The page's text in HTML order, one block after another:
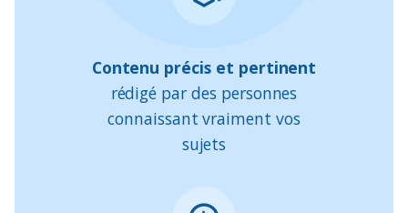
Contenu précis et pertinent
rédigé par des personnes
connaissant vraiment vos
sujets